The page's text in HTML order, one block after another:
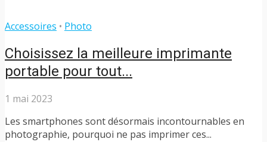
Accessoires • Photo
Choisissez la meilleure imprimante
portable pour tout...
1 mai 2023
Les smartphones sont désormais incontournables en
photographie, pourquoi ne pas imprimer ces...